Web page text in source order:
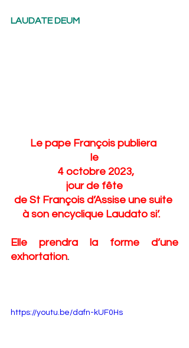
LAUDATE DEUM
Le pape François publiera
le
4 octobre 2023,
jour de fête
de St François d’Assise une suite
à son encyclique Laudato si’.
Elle prendra la forme d’une
exhortation.
https://youtu.be/dafn-kUF0Hs